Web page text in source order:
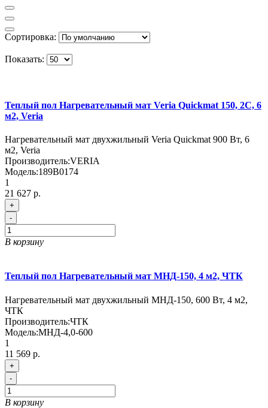
Сортировка:
Показать:
Теплый пол Нагревательный мат Veria Quickmat 150, 2С, 6
м2, Veria
Нагревательный мат двухжильный Veria Quickmat 900 Вт, 6
м2, Veria
Производитель:VERIA
Модель:189B0174
1
21 627 р.
+
-
В корзину
Теплый пол Нагревательный мат МНД-150, 4 м2, ЧТК
Нагревательный мат двухжильный МНД-150, 600 Вт, 4 м2,
ЧТК
Производитель:ЧТК
Модель:МНД-4,0-600
1
11 569 р.
+
-
В корзину